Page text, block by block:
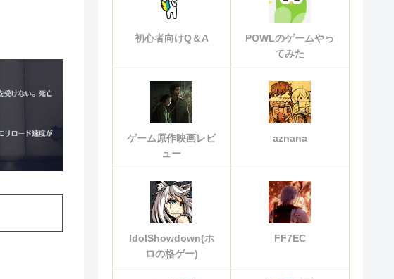
初心者向けQ＆A
POWLのゲームやっ
てみた
ゲーム原作映画レビ
ュー
aznana
IdolShowdown(ホ
ロの格ゲー)
FF7EC